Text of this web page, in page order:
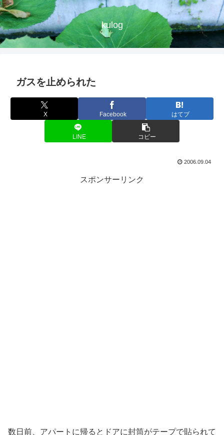
kulog
ガスを止められた
X Facebook はてブ
LINE コピー
2006.09.04
スポンサーリンク
数日前、アパートに帰るとドアに封筒がテープで貼られて